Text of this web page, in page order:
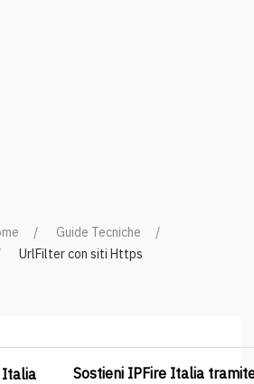
Guide Tecniche
UrlFilter con siti Https
Italia Sostieni IPFire Italia